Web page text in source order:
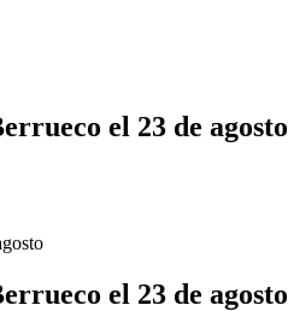
el 23 de agosto
el 23 de agosto